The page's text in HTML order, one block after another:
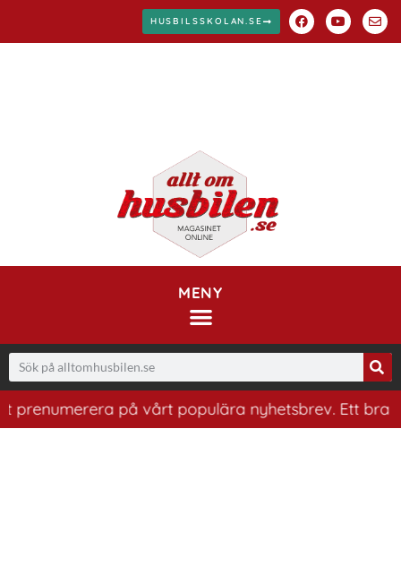
HUSBILSSKOLAN.SE
MENY
på vårt populära nyhetsbrev. Ett bra sätt